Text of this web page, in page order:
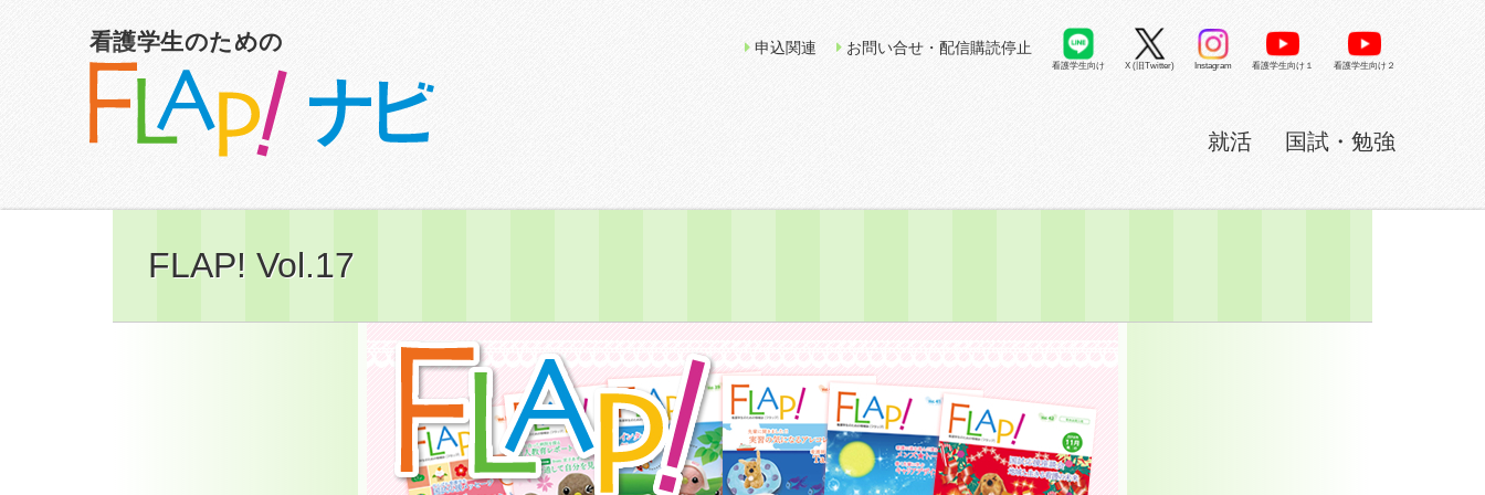
看護学生のための
就活 国試・勉強
申込関連 お問い合せ・配信購読停止
看護学生向け X (旧Twitter) Instagram 看護学生向け１ 看護学生向け２
FLAP! Vol.17